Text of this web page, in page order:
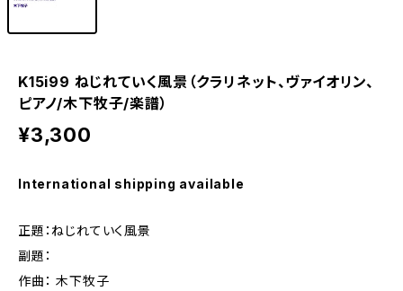
K15i99 ねじれていく風景（クラリネット、ヴァイオリン、
ピアノ/木下牧子/楽譜）
¥3,300
International shipping available
正題：ねじれていく風景
副題：
作曲： 木下牧子